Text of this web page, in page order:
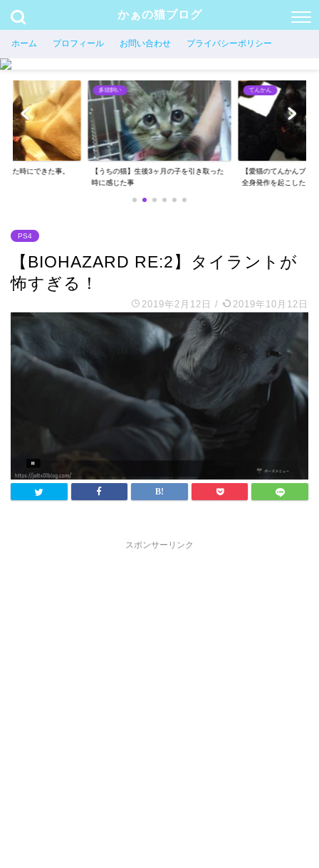
かぁの猫ブログ
ホーム プロフィール お問い合わせ プライバシーポリシー
した時にできた事。
多頭飼い
【うちの猫】生後3ヶ月の子を引き取った
時に感じた事
てんかん
【愛猫のてんかんブロ
全身発作を起こした...
PS4
【BIOHAZARD RE:2】タイラントが
怖すぎる！
2019年2月12日 / 2019年10月12日
スポンサーリンク